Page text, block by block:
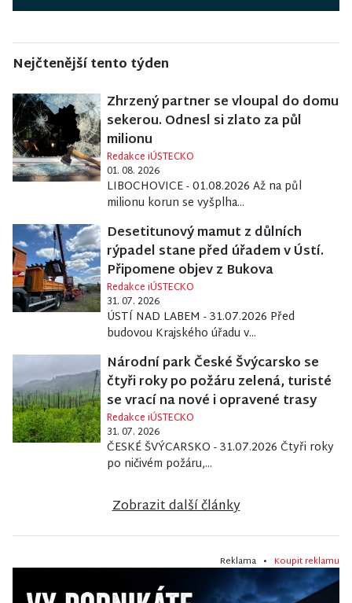
Nejčtenější tento týden
Zhrzený partner se vloupal do domu
sekerou. Odnesl si zlato za půl
milionu
Redakce iÚSTECKO
01. 08. 2026
LIBOCHOVICE - 01.08.2026 Až na půl
milionu korun se vyšplha...
Desetitunový mamut z důlních
rýpadel stane před úřadem v Ústí.
Připomene objev z Bukova
Redakce iÚSTECKO
31. 07. 2026
ÚSTÍ NAD LABEM - 31.07.2026 Před
budovou Krajského úřadu v...
Národní park České Švýcarsko se
čtyři roky po požáru zelená, turisté
se vrací na nové i opravené trasy
Redakce iÚSTECKO
31. 07. 2026
ČESKÉ ŠVÝCARSKO - 31.07.2026 Čtyři roky
po ničivém požáru,...
Zobrazit další články
Reklama • Koupit reklamu